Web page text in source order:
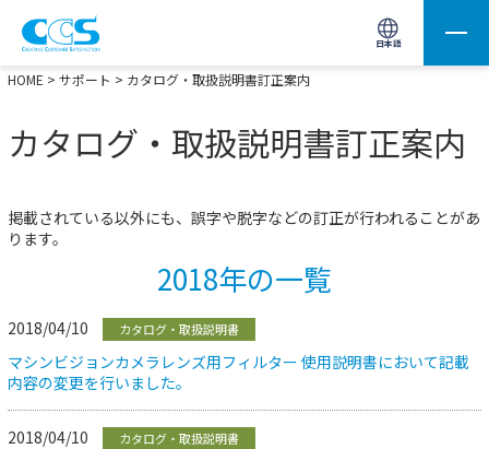
日本語
画像処理用の製品検索 サイト内検索(Enterで実行)
HOME > サポート > カタログ・取扱説明書訂正案内
カタログ・取扱説明書訂正案内
掲載されている以外にも、誤字や脱字などの訂正が行われることがあ
ります。
2018年の一覧
2018/04/10 カタログ・取扱説明書
マシンビジョンカメラレンズ用フィルター 使用説明書において記載
内容の変更を行いました。
2018/04/10 カタログ・取扱説明書